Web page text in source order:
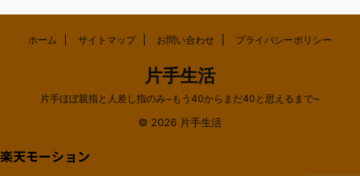
ホーム サイトマップ お問い合わせ プライバシーポリシー
片手生活
片手ほぼ親指と人差し指のみ~もう40からまだ40と思えるまで~
© 2026 片手生活
楽天モーション